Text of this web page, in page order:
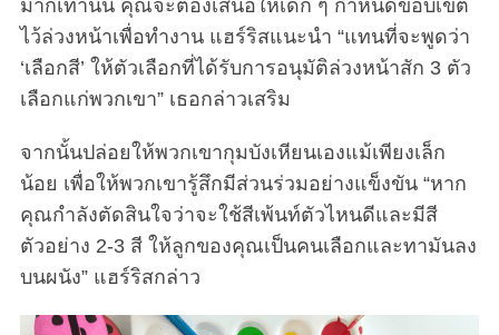
มากเท่านั้น คุณจะต้องเสนอให้เด็ก ๆ กำหนดขอบเขต
ไว้ล่วงหน้าเพื่อทำงาน แฮร์ริสแนะนำ “แทนที่จะพูดว่า
‘เลือกสี’ ให้ตัวเลือกที่ได้รับการอนุมัติล่วงหน้าสัก 3 ตัว
เลือกแก่พวกเขา” เธอกล่าวเสริม
จากนั้นปล่อยให้พวกเขากุมบังเหียนเองแม้เพียงเล็ก
น้อย เพื่อให้พวกเขารู้สึกมีส่วนร่วมอย่างแข็งขัน “หาก
คุณกำลังตัดสินใจว่าจะใช้สีเพ้นท์ตัวไหนดีและมีสี
ตัวอย่าง 2-3 สี ให้ลูกของคุณเป็นคนเลือกและทามันลง
บนผนัง” แฮร์ริสกล่าว